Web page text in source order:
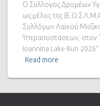
Ο Σύλλογος Δρομέων
ως μέλος της
Συλλόγων Λαϊκού
Υπεραποστάσεων, στον
Ioannina Lake Run
Read more